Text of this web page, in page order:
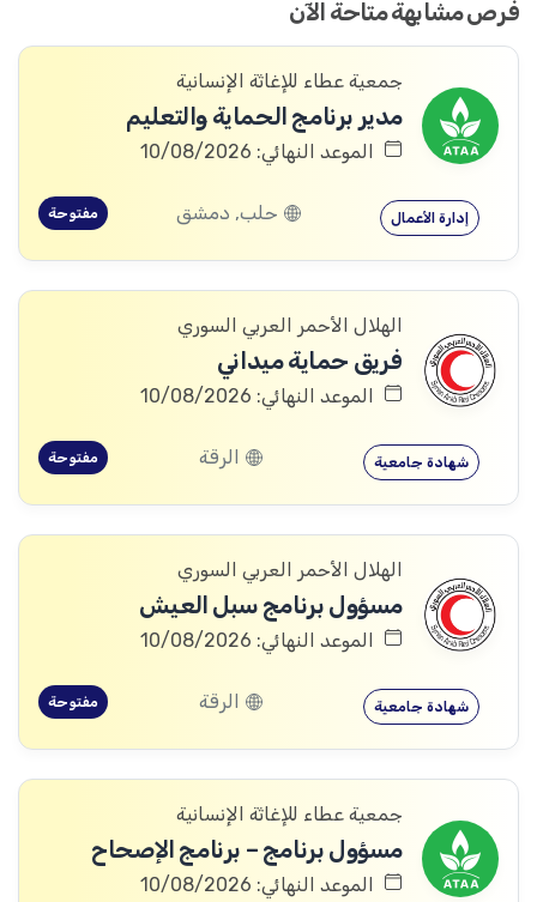
فرص مشابهة متاحة الآن
جمعية عطاء للإغاثة الإنسانية
مدير برنامج الحماية والتعليم
الموعد النهائي: 10/08/2026
إدارة الأعمال حلب, دمشق مفتوحة
الهلال الأحمر العربي السوري
فريق حماية ميداني
الموعد النهائي: 10/08/2026
شهادة جامعية الرقة مفتوحة
الهلال الأحمر العربي السوري
مسؤول برنامج سبل العيش
الموعد النهائي: 10/08/2026
شهادة جامعية الرقة مفتوحة
جمعية عطاء للإغاثة الإنسانية
مسؤول برنامج – برنامج الإصحاح
الموعد النهائي: 10/08/2026